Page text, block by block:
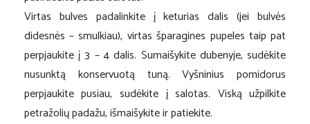
Virtas bulves padalinkite į keturias dalis (jei bulvės
didesnės – smulkiau), virtas šparagines pupeles taip pat
perpjaukite į 3 – 4 dalis. Sumaišykite dubenyje, sudėkite
nusunktą konservuotą tuną. Vyšninius pomidorus
perpjaukite pusiau, sudėkite į salotas. Viską užpilkite
petražolių padažu, išmaišykite ir patiekite.